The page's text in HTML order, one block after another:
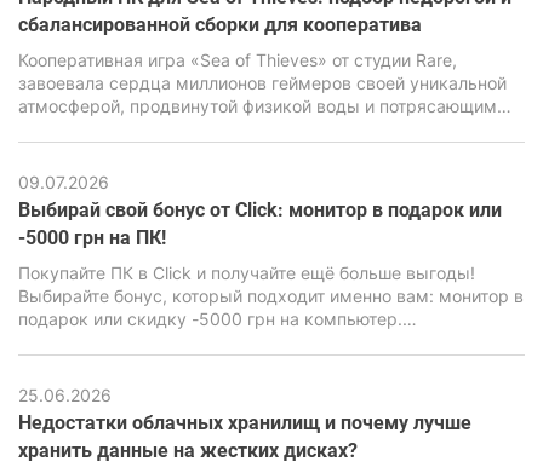
производительности от ПК.
сбалансированной сборки для кооператива
Кооперативная игра «Sea of Thieves» от студии Rare,
завоевала сердца миллионов геймеров своей уникальной
атмосферой, продвинутой физикой воды и потрясающим
способный нагрузить даже современные ПК, особенно
бюджетного класса.
09.07.2026
Выбирай свой бонус от Click: монитор в подарок или
-5000 грн на ПК!
Покупайте ПК в Click и получайте ещё больше выгоды!
Выбирайте бонус, который подходит именно вам: монитор в
подарок или скидку -5000 грн на компьютер.
25.06.2026
Недостатки облачных хранилищ и почему лучше
хранить данные на жестких дисках?